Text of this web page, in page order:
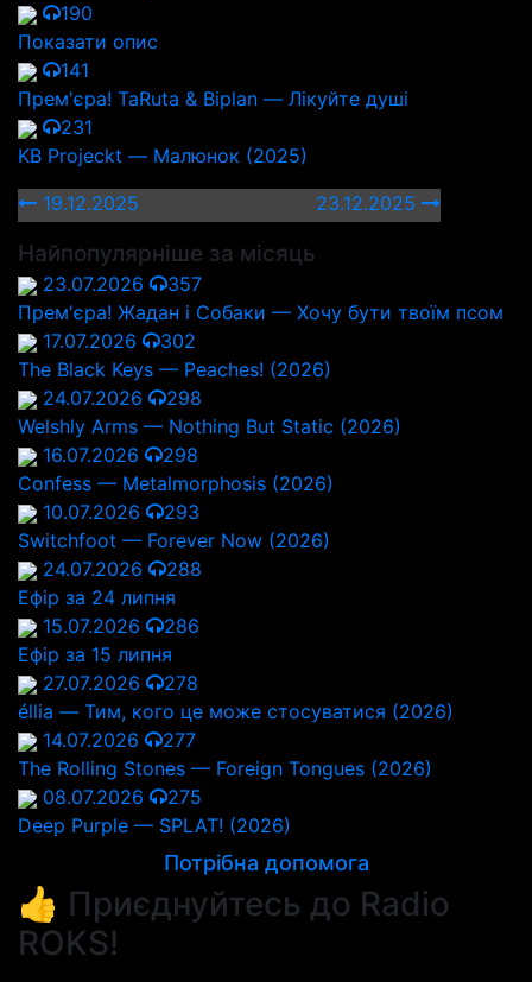
190
Показати опис
141
Прем'єра! TaRuta & Biplan — Лікуйте душі
231
KB Projeckt — Малюнок (2025)
19.12.2025
23.12.2025
Найпопулярніше за місяць
23.07.2026
357
Прем'єра! Жадан і Собаки — Хочу бути твоїм псом
17.07.2026
302
The Black Keys — Peaches! (2026)
24.07.2026
298
Welshly Arms — Nothing But Static (2026)
16.07.2026
298
Confess — Metalmorphosis (2026)
10.07.2026
293
Switchfoot — Forever Now (2026)
24.07.2026
288
Ефір за 24 липня
15.07.2026
286
Ефір за 15 липня
27.07.2026
278
éllia — Тим, кого це може стосуватися (2026)
14.07.2026
277
The Rolling Stones — Foreign Tongues (2026)
08.07.2026
275
Deep Purple — SPLAT! (2026)
Потрібна допомога
👍 Приєднуйтесь до Radio
ROKS!